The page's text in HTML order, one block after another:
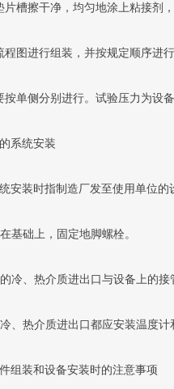
片槽擦干净，均匀地涂上粘接剂
程图进行组装，并按规定顺序进
按单侧分别进行。试验压力为设
系统安装
安装时指制造厂发至使用单位
基础上，固定地脚螺栓。
冷、热介质进出口与设备上的接
、热介质进出口都应安装温度计
组装和设备安装时的注意事项